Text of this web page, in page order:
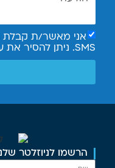
אני מאשר/ת קבלת
SMS. ניתן להסיר את עצמך מהרשימה בכל עת.
הרשמו לניוזלטר